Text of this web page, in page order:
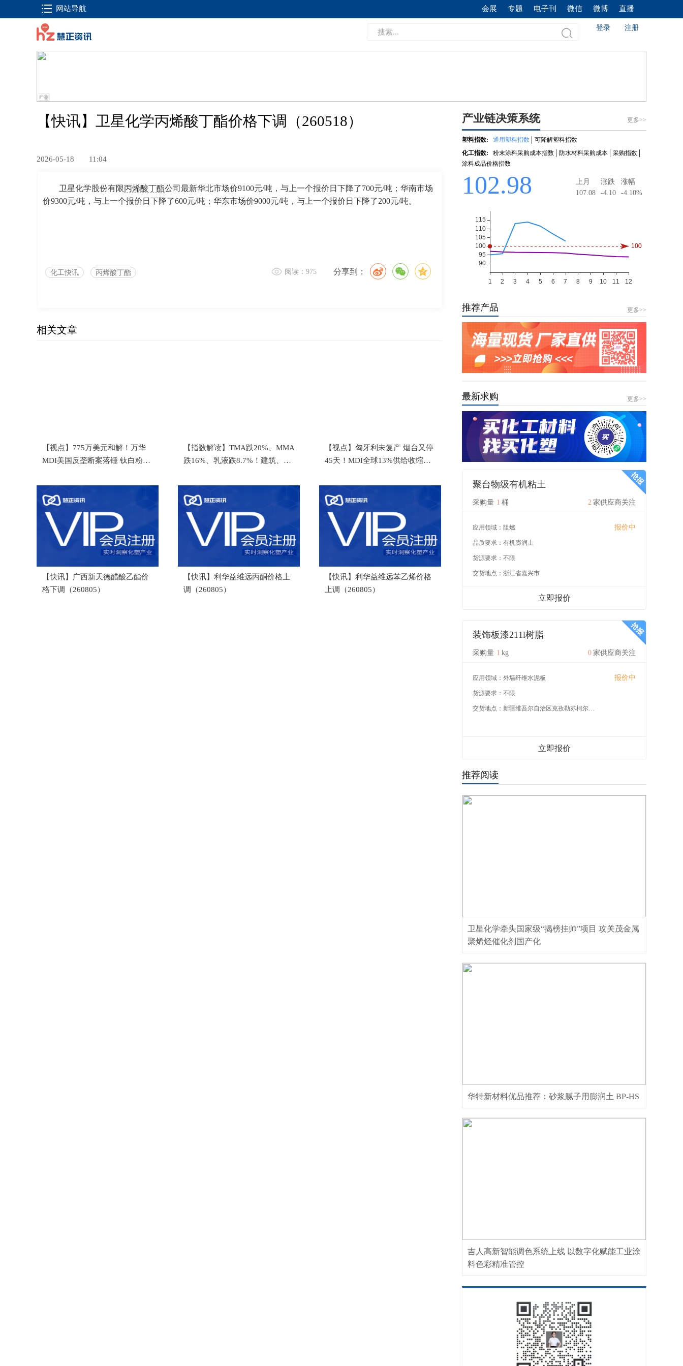
网站导航 会展 专题 电子刊 微信 微博 直播
登录 注册
【快讯】卫星化学丙烯酸丁酯价格下调（260518）
2026-05-18 11:04
卫星化学股份有限丙烯酸丁酯公司最新华北市场价9100元/吨，与上一个报价日下降了700元/吨；华南市场
价9300元/吨，与上一个报价日下降了600元/吨；华东市场价9000元/吨，与上一个报价日下降了200元/吨。
化工快讯 丙烯酸丁酯 阅读：975 分享到：
相关文章
【视点】775万美元和解！万华
MDI美国反垄断案落锤 钛白粉、
【指数解读】TMA跌20%、MMA
跌16%、乳液跌8.7%！建筑、粉
【视点】匈牙利未复产 烟台又停
45天！MDI全球13%供给收缩能
【快讯】广西新天德醋酸乙酯价
格下调（260805）
【快讯】利华益维远丙酮价格上
调（260805）
【快讯】利华益维远苯乙烯价格
上调（260805）
推荐产品 更多>>
最新求购 更多>>
聚台物级有机粘土
采购量 1 桶 2 家供应商关注
应用领域： 阻燃 报价中
品质要求： 有机膨润土
货源要求： 不限
交货地点： 浙江省嘉兴市
立即报价
装饰板漆211l树脂
采购量 1 kg 0 家供应商关注
应用领域： 外墙纤维水泥板 报价中
货源要求： 不限
交货地点： 新疆维吾尔自治区克孜勒苏柯尔克孜自治州
立即报价
推荐阅读
卫星化学牵头国家级“揭榜挂帅”项目 攻关茂金属
聚烯烃催化剂国产化
华特新材料优品推荐：砂浆腻子用膨润土 BP-HS
吉人高新智能调色系统上线 以数字化赋能工业涂
料色彩精准管控